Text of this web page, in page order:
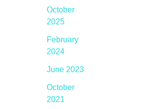
October
2025
February
2024
June 2023
October
2021